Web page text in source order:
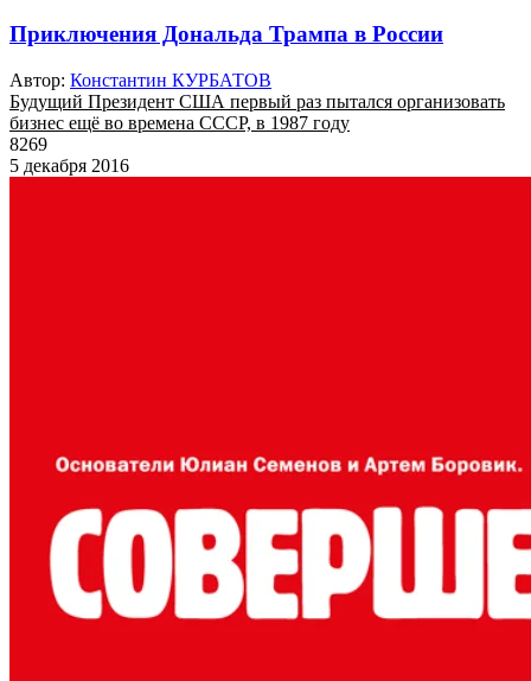
Приключения Дональда Трампа в России
Автор: Константин КУРБАТОВ
Будущий Президент США первый раз пытался организовать
бизнес ещё во времена СССР, в 1987 году
8269
5 декабря 2016